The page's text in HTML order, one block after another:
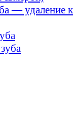
— удаление